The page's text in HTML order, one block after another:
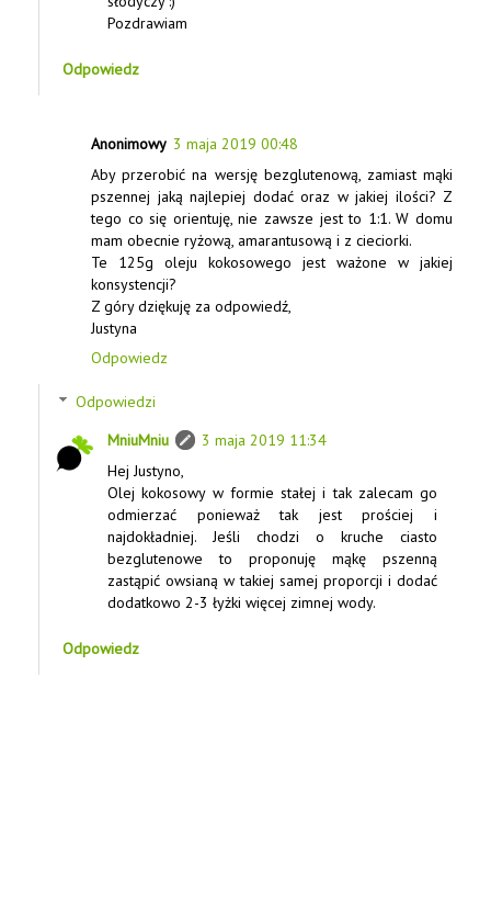
Pozdrawiam
Odpowiedz
Anonimowy 3 maja 2019 00:48
Aby przerobić na wersję bezglutenową, zamiast mąki
pszennej jaką najlepiej dodać oraz w jakiej ilości? Z
tego co się orientuję, nie zawsze jest to 1:1. W domu
mam obecnie ryżową, amarantusową i z cieciorki.
Te 125g oleju kokosowego jest ważone w jakiej
konsystencji?
Z góry dziękuję za odpowiedź,
Justyna
Odpowiedz
Odpowiedzi
MniuMniu
3 maja 2019 11:34
Hej Justyno,
Olej kokosowy w formie stałej i tak zalecam go
odmierzać ponieważ tak jest prościej i
najdokładniej. Jeśli chodzi o kruche ciasto
bezglutenowe to proponuję mąkę pszenną
zastąpić owsianą w takiej samej proporcji i dodać
dodatkowo 2-3 łyżki więcej zimnej wody.
Odpowiedz